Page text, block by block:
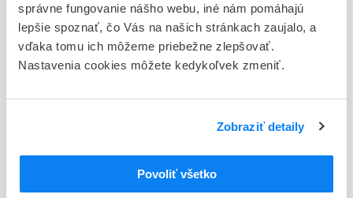
správne fungovanie nášho webu, iné nám pomáhajú
lepšie spoznať, čo Vás na našich stránkach zaujalo, a
vďaka tomu ich môžeme priebežne zlepšovať.
Nastavenia cookies môžete kedykoľvek zmeniť.
Zobraziť detaily
Povoliť všetko
D - Registrácia bez obmedzenia platnosti
Typ registračnej procedúry
Decentralizovaná
Držiteľ, krajina
Indikačná skupina
68 - ANTIPSYCHOTICA (NEUROLEPTICA)